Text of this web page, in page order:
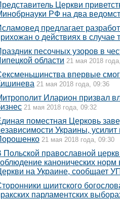
Церкви
РФ на два
предлагает
о действиях в случае
песочных узоров в
области 21 мая 2018
впервые
21 мая 2018 года, 09:36
Иларион призвал
21 мая 2018 года, 09:32
поместная Церковь
Украины, усилит
21 мая 2018 года, 09:30
Польской православной
канонических
на Украине, сообщает
шиитского
парламентских